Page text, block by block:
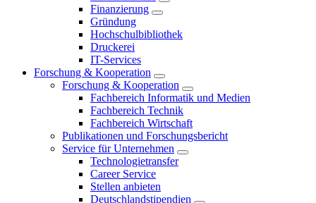
Finanzierung
Gründung
Hochschulbibliothek
Druckerei
IT-Services
Forschung & Kooperation
Forschung & Kooperation
Fachbereich Informatik und Medien
Fachbereich Technik
Fachbereich Wirtschaft
Publikationen und Forschungsbericht
Service für Unternehmen
Technologietransfer
Career Service
Stellen anbieten
Deutschlandstipendien